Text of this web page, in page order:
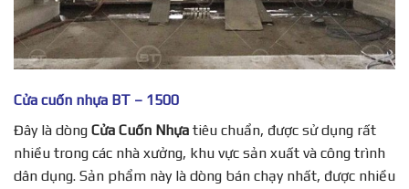
Cửa cuốn nhựa BT – 1500
Đây là dòng Cửa Cuốn Nhựa tiêu chuẩn, được sử dụng rất
nhiều trong các nhà xưởng, khu vực sản xuất và công trình
dân dụng. Sản phẩm này là dòng bán chạy nhất, được nhiều